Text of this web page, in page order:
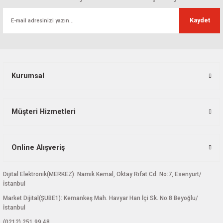
Ürün fiyatı diğer sitelerden daha pahalı.
Bu ürüne benzer farklı alternatifler olmalı.
Kaydet
Kurumsal
Müşteri Hizmetleri
Online Alışveriş
Dijital Elektronik(MERKEZ): Namık Kemal, Oktay Rıfat Cd. No:7, Esenyurt/
İstanbul
Market Dijital(ŞUBE1): Kemankeş Mah. Havyar Han İçi Sk. No:8 Beyoğlu/
İstanbul